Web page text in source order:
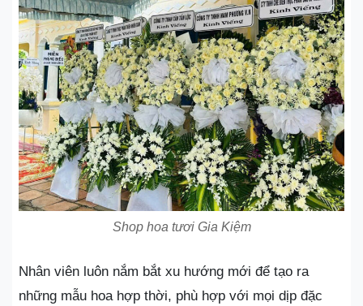
Shop hoa tươi Gia Kiệm
Nhân viên luôn nắm bắt xu hướng mới để tạo ra
những mẫu hoa hợp thời, phù hợp với mọi dịp đặc